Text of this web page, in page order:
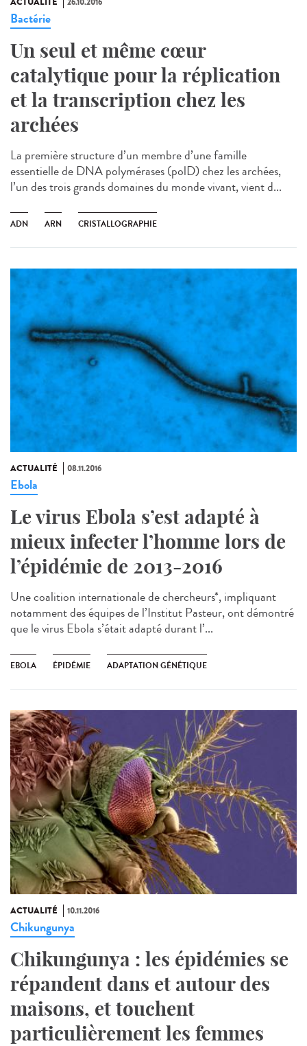
Bactérie
Un seul et même cœur
catalytique pour la réplication
et la transcription chez les
archées
La première structure d’un membre d’une famille
essentielle de DNA polymérases (polD) chez les archées,
l’un des trois grands domaines du monde vivant, vient d...
ADN ARN CRISTALLOGRAPHIE
ACTUALITÉ 08.11.2016
Ebola
Le virus Ebola s’est adapté à
mieux infecter l’homme lors de
l’épidémie de 2013-2016
Une coalition internationale de chercheurs*, impliquant
notamment des équipes de l’Institut Pasteur, ont démontré
que le virus Ebola s’était adapté durant l’...
EBOLA ÉPIDÉMIE ADAPTATION GÉNÉTIQUE
ACTUALITÉ 10.11.2016
Chikungunya
Chikungunya : les épidémies se
répandent dans et autour des
maisons, et touchent
particulièrement les femmes